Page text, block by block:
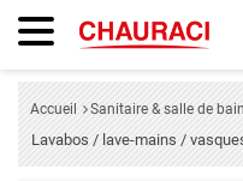
Accueil Sanitaire & salle de
Lavabos / lave-mains /